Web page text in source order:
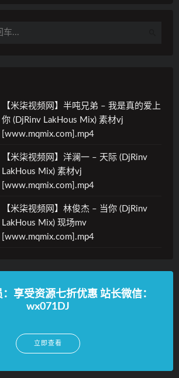
【米柒视频网】半吨兄弟 – 我是真的爱上
你 (DjRinv LakHous Mix) 素材vj
[www.mqmix.com].mp4
【米柒视频网】洋澜一 – 天际 (DjRinv
LakHous Mix) 素材vj
[www.mqmix.com].mp4
【米柒视频网】林俊杰 – 当你 (DjRinv
LakHous Mix) 现场mv
[www.mqmix.com].mp4
享受资源七折优惠 站长微信：
wx071DJ
立即查看